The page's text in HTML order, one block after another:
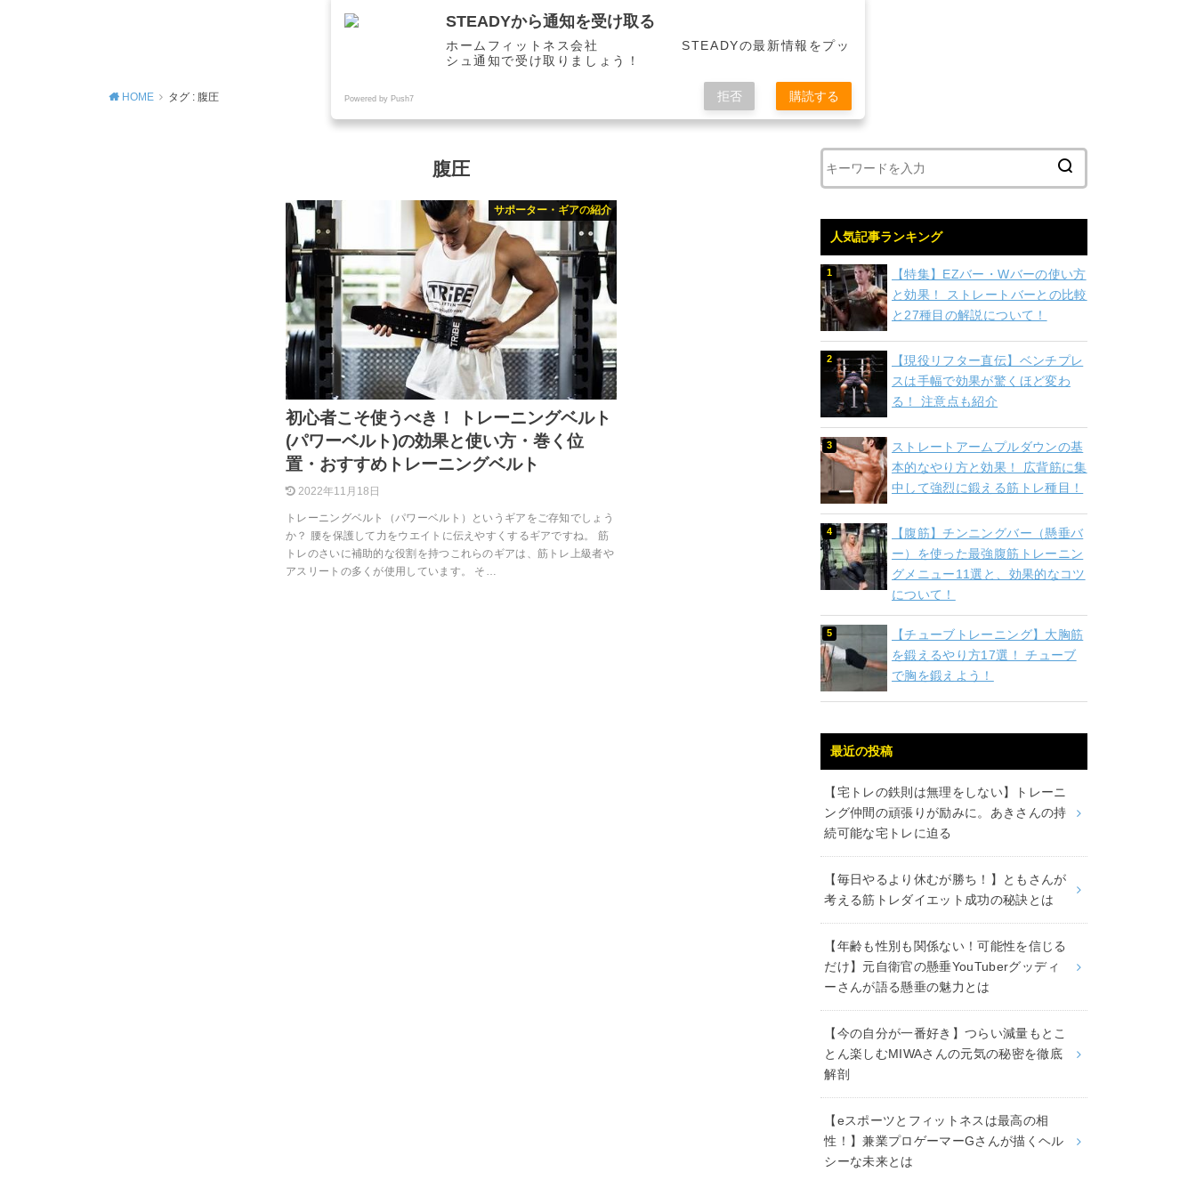
HOME タグ : 腹圧
腹圧
サポーター・ギアの紹介
初心者こそ使うべき！ トレーニングベルト
(パワーベルト)の効果と使い方・巻く位
置・おすすめトレーニングベルト
2022年11月18日
トレーニングベルト（パワーベルト）というギアをご存知でしょう
か？ 腰を保護して力をウエイトに伝えやすくするギアですね。 筋
トレのさいに補助的な役割を持つこれらのギアは、筋トレ上級者や
アスリートの多くが使用しています。 そ…
人気記事ランキング
【特集】EZバー・Wバーの使い方
と効果！ ストレートバーとの比較
と27種目の解説について！
【現役リフター直伝】ベンチプレ
スは手幅で効果が驚くほど変わ
る！ 注意点も紹介
ストレートアームプルダウンの基
本的なやり方と効果！ 広背筋に集
中して強烈に鍛える筋トレ種目！
【腹筋】チンニングバー（懸垂バ
ー）を使った最強腹筋トレーニン
グメニュー11選と、効果的なコツ
について！
【チューブトレーニング】大胸筋
を鍛えるやり方17選！ チューブ
で胸を鍛えよう！
最近の投稿
【宅トレの鉄則は無理をしない】トレーニ
ング仲間の頑張りが励みに。あきさんの持
続可能な宅トレに迫る
【毎日やるより休むが勝ち！】ともさんが
考える筋トレダイエット成功の秘訣とは
【年齢も性別も関係ない！可能性を信じる
だけ】元自衛官の懸垂YouTuberグッディ
ーさんが語る懸垂の魅力とは
【今の自分が一番好き】つらい減量もとこ
とん楽しむMIWAさんの元気の秘密を徹底
解剖
【eスポーツとフィットネスは最高の相
性！】兼業プロゲーマーGさんが描くヘル
シーな未来とは
STEADYから通知を受け取る
ホームフィットネス会社 STEADYの最新情報をプッ
シュ通知で受け取りましょう！
Powered by Push7 拒否 購読する